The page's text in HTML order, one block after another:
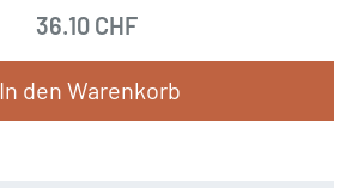
36.10 CHF
In den Warenkorb